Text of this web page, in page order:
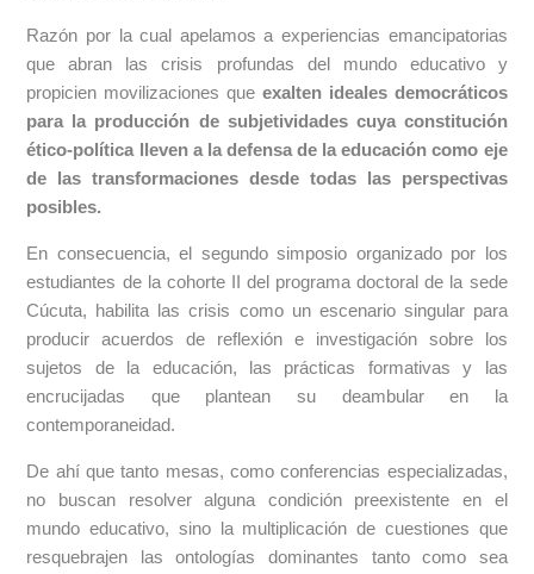
Razón por la cual apelamos a experiencias emancipatorias
que abran las crisis profundas del mundo educativo y
propicien movilizaciones que exalten ideales democráticos
para la producción de subjetividades cuya constitución
ético-política lleven a la defensa de la educación como eje
de las transformaciones desde todas las perspectivas
posibles.
En consecuencia, el segundo simposio organizado por los
estudiantes de la cohorte II del programa doctoral de la sede
Cúcuta, habilita las crisis como un escenario singular para
producir acuerdos de reflexión e investigación sobre los
sujetos de la educación, las prácticas formativas y las
encrucijadas que plantean su deambular en la
contemporaneidad.
De ahí que tanto mesas, como conferencias especializadas,
no buscan resolver alguna condición preexistente en el
mundo educativo, sino la multiplicación de cuestiones que
resquebrajen las ontologías dominantes tanto como sea